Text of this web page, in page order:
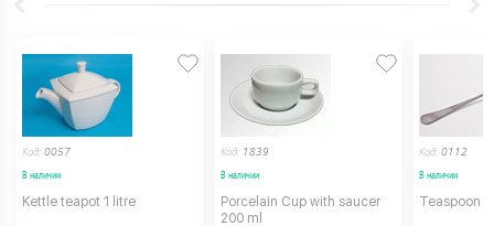
Код: 0057
В наличии
Kettle teapot 1 litre
Код: 1839
В наличии
Porcelain Cup with saucer
200 ml
Код: 0112
В наличии
Teaspoon